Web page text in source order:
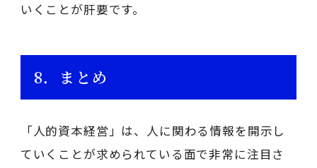
いくことが肝要です。
8．まとめ
「人的資本経営」は、人に関わる情報を開示し
ていくことが求められている面で非常に注目さ